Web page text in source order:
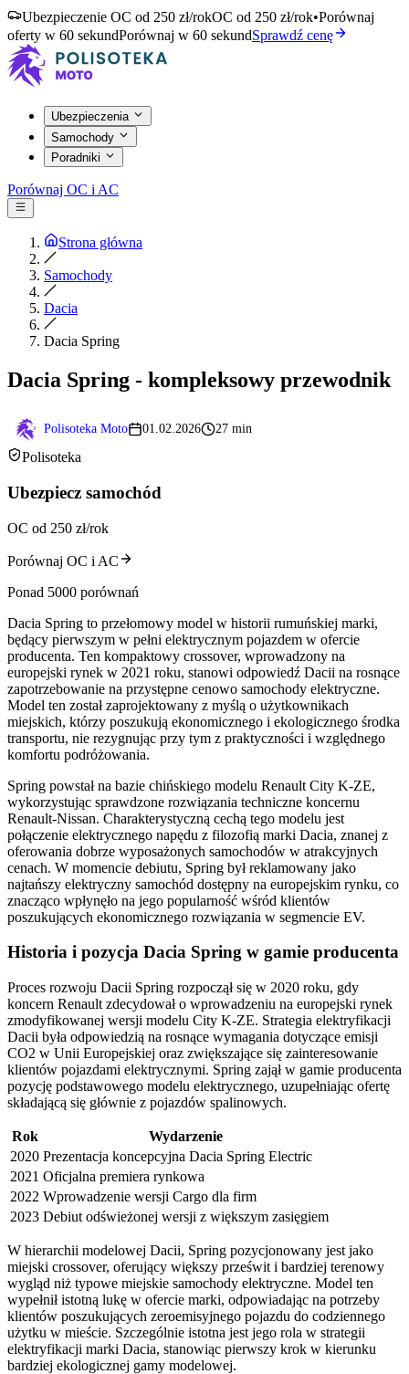
Ubezpieczenie OC od 250 zł/rokOC od 250 zł/rok•Porównaj
oferty w 60 sekundPorównaj w 60 sekundSprawdź cenę
Ubezpieczenia
Samochody
Poradniki
Porównaj OC i AC
Strona główna
Samochody
Dacia
Dacia Spring
Dacia Spring - kompleksowy przewodnik
Polisoteka Moto 01.02.2026 27 min
Polisoteka
Ubezpiecz samochód
OC od 250 zł/rok
Porównaj OC i AC
Ponad 5000 porównań
Dacia Spring to przełomowy model w historii rumuńskiej marki,
będący pierwszym w pełni elektrycznym pojazdem w ofercie
producenta. Ten kompaktowy crossover, wprowadzony na
europejski rynek w 2021 roku, stanowi odpowiedź Dacii na rosnące
zapotrzebowanie na przystępne cenowo samochody elektryczne.
Model ten został zaprojektowany z myślą o użytkownikach
miejskich, którzy poszukują ekonomicznego i ekologicznego środka
transportu, nie rezygnując przy tym z praktyczności i względnego
komfortu podróżowania.
Spring powstał na bazie chińskiego modelu Renault City K-ZE,
wykorzystując sprawdzone rozwiązania techniczne koncernu
Renault-Nissan. Charakterystyczną cechą tego modelu jest
połączenie elektrycznego napędu z filozofią marki Dacia, znanej z
oferowania dobrze wyposażonych samochodów w atrakcyjnych
cenach. W momencie debiutu, Spring był reklamowany jako
najtańszy elektryczny samochód dostępny na europejskim rynku, co
znacząco wpłynęło na jego popularność wśród klientów
poszukujących ekonomicznego rozwiązania w segmencie EV.
Historia i pozycja Dacia Spring w gamie producenta
Proces rozwoju Dacii Spring rozpoczął się w 2020 roku, gdy
koncern Renault zdecydował o wprowadzeniu na europejski rynek
zmodyfikowanej wersji modelu City K-ZE. Strategia elektryfikacji
Dacii była odpowiedzią na rosnące wymagania dotyczące emisji
CO2 w Unii Europejskiej oraz zwiększające się zainteresowanie
klientów pojazdami elektrycznymi. Spring zajął w gamie producenta
pozycję podstawowego modelu elektrycznego, uzupełniając ofertę
składającą się głównie z pojazdów spalinowych.
Rok
Wydarzenie
2020 Prezentacja koncepcyjna Dacia Spring Electric
2021 Oficjalna premiera rynkowa
2022 Wprowadzenie wersji Cargo dla firm
2023 Debiut odświeżonej wersji z większym zasięgiem
W hierarchii modelowej Dacii, Spring pozycjonowany jest jako
miejski crossover, oferujący większy prześwit i bardziej terenowy
wygląd niż typowe miejskie samochody elektryczne. Model ten
wypełnił istotną lukę w ofercie marki, odpowiadając na potrzeby
klientów poszukujących zeroemisyjnego pojazdu do codziennego
użytku w mieście. Szczególnie istotna jest jego rola w strategii
elektryfikacji marki Dacia, stanowiąc pierwszy krok w kierunku
bardziej ekologicznej gamy modelowej.